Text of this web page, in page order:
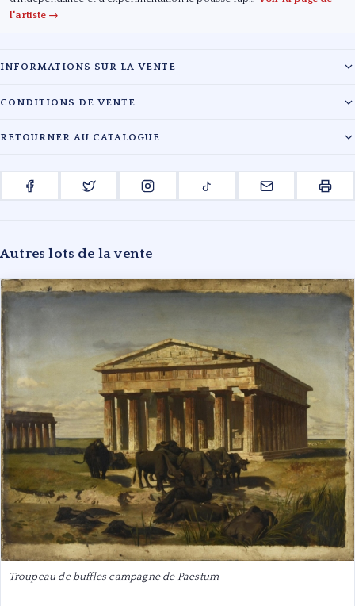
l'artiste →
INFORMATIONS SUR LA VENTE
ENCHÉRIR EN LIGNE
CONDITIONS DE VENTE
Pour toute information complémentaire, veuillez contacter le cabinet.
RETOURNER AU CATALOGUE
Autres lots de la vente
Troupeau de buffles campagne de Paestum